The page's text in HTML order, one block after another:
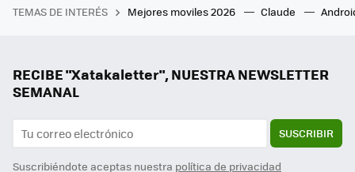
TEMAS DE INTERÉS Mejores moviles 2026 Claude
RECIBE "Xatakaletter", NUESTRA NEWSLETTER
SEMANAL
SUSCRIBIR
Suscribiéndote aceptas nuestra política de privacidad